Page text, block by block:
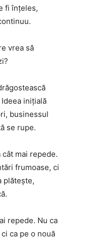
fi înțeles,
vrea să
inițială
businessul
se rupe.
mai repede.
frumoase, ci
plătește,
repede. Nu ca
ca pe o nouă